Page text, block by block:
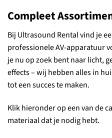
Compleet
Bij Ultrasound Rental vind je
professionele AV-apparatuur
je nu op zoek bent naar licht,
effects – wij hebben alles in
tot een succes te maken.
Klik hieronder op een van de
materiaal dat je nodig hebt.